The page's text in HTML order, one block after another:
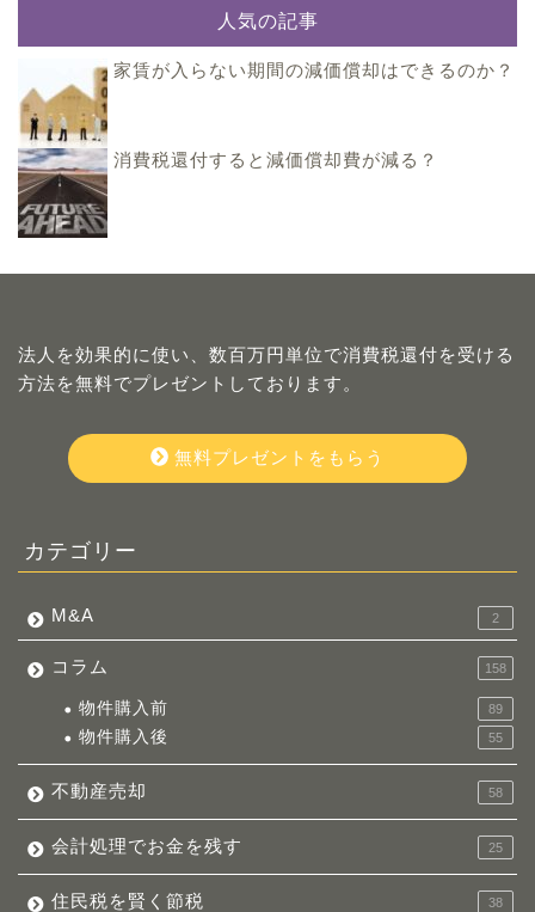
人気の記事
家賃が入らない期間の減価償却はできるのか？
消費税還付すると減価償却費が減る？
法人を効果的に使い、数百万円単位で消費税還付を受ける
方法を無料でプレゼントしております。
無料プレゼントをもらう
カテゴリー
M&A 2
コラム 158
物件購入前 89
物件購入後 55
不動産売却 58
会計処理でお金を残す 25
住民税を賢く節税 38